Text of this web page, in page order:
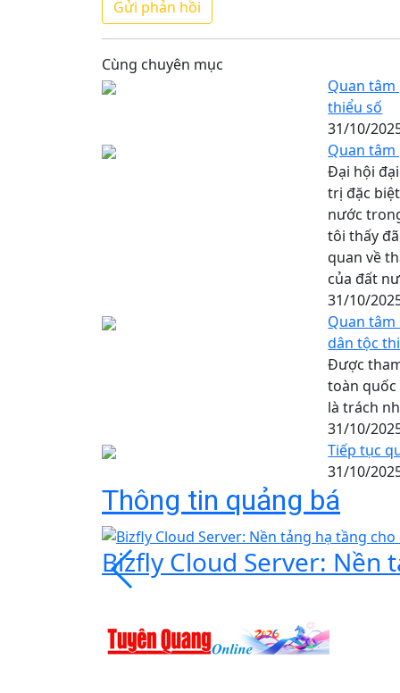
Cùng chuyên mục
Quan
thiểu số
31/10/
Quan
Đại hội
trị đặc
nước
tôi thấy
quan về
của đất
31/10/
Quan
dân tộc
Được
toàn
là trách
31/10/
Tiếp tục
31/10/
Thông tin quảng bá
Bizfly Cloud Server: Nền